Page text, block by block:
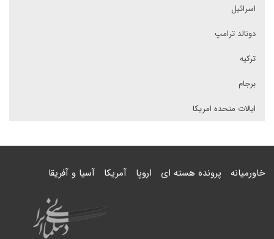
اسرائیل
دونالد ترامپ
ترکیه
برجام
ایالات متحده امریکا
خاورمیانه پرونده هسته ای اروپا آمریکا آسیا و آفریقا